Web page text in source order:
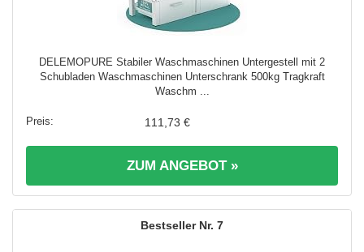
DELEMOPURE Stabiler Waschmaschinen Untergestell mit 2
Schubladen Waschmaschinen Unterschrank 500kg Tragkraft
Waschm ...
111,73 €
ZUM ANGEBOT »
7